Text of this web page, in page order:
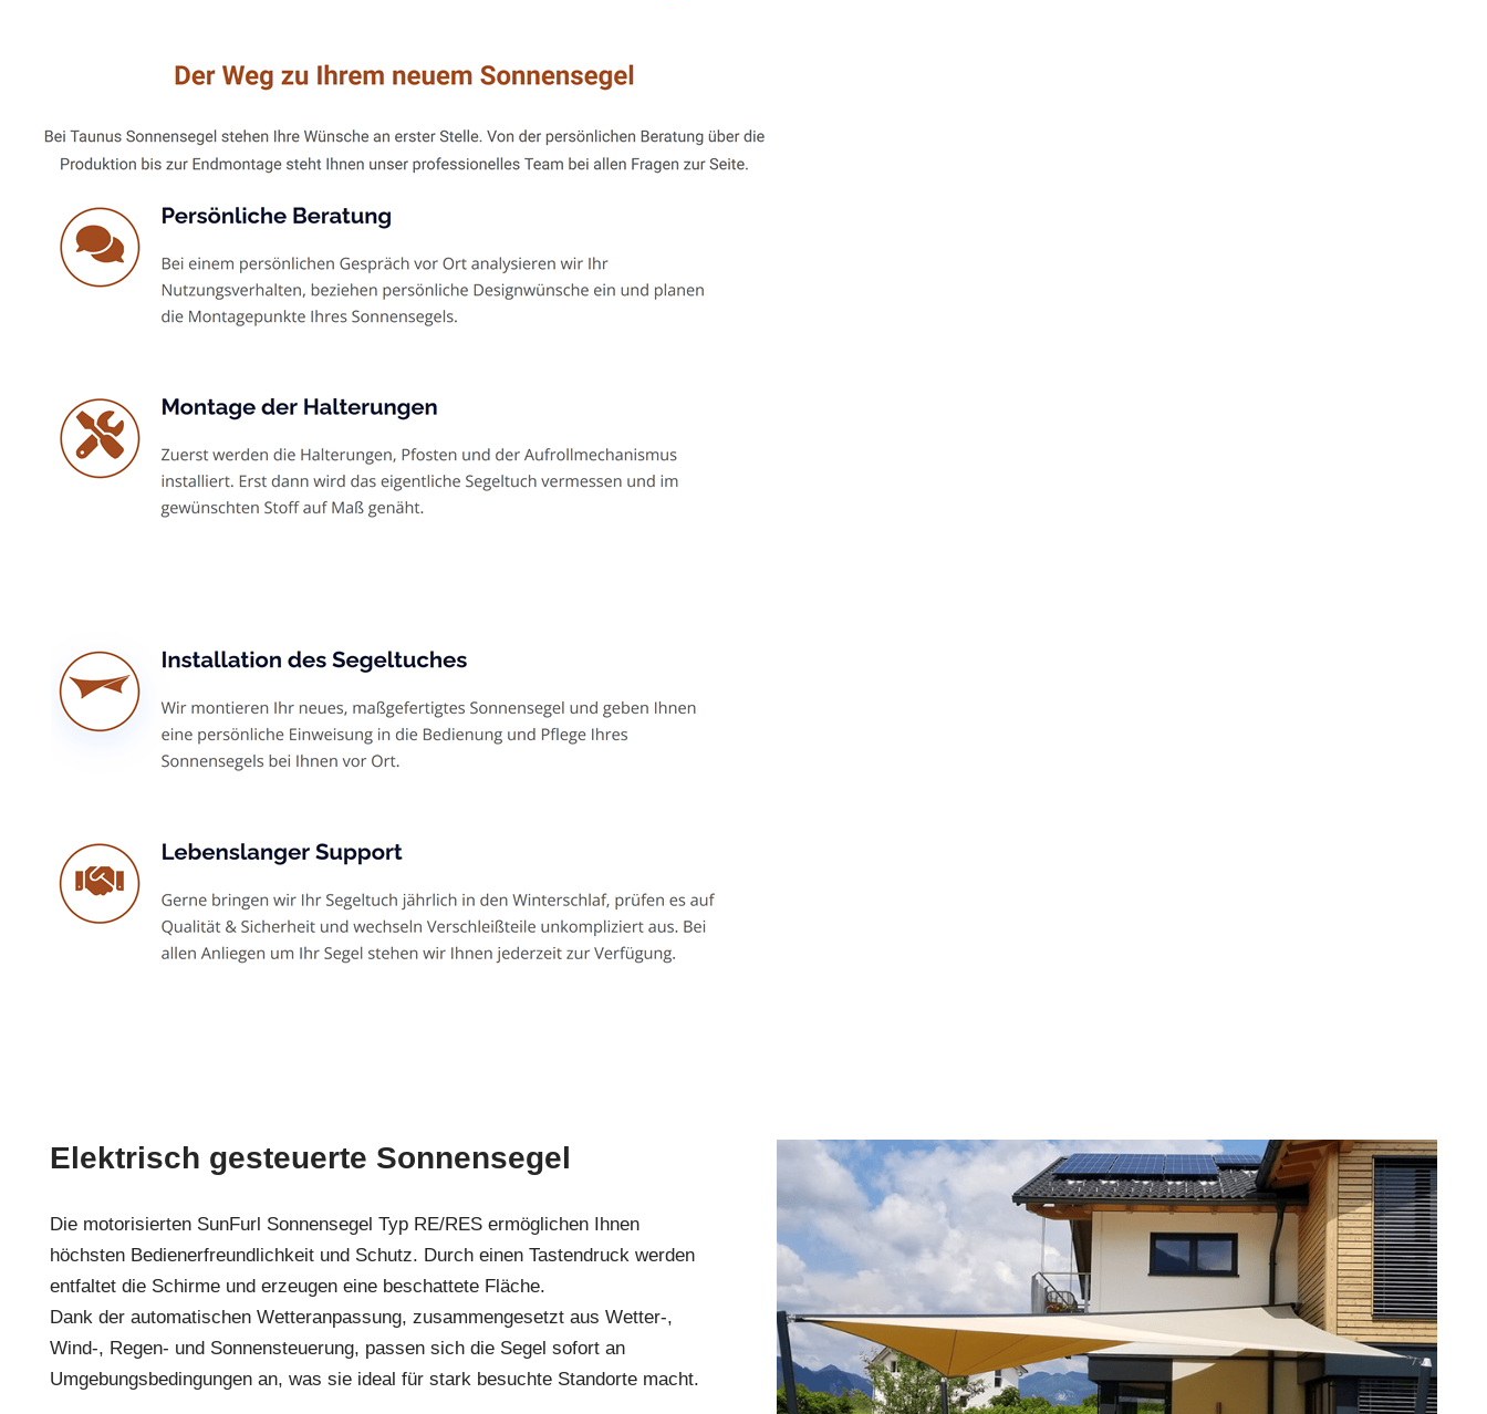
Elektrisch gesteuerte Sonnensegel
Die motorisierten SunFurl Sonnensegel Typ RE/RES ermöglichen Ihnen
höchsten Bedienerfreundlichkeit und Schutz. Durch einen Tastendruck werden
entfaltet die Schirme und erzeugen eine beschattete Fläche.
Dank der automatischen Wetteranpassung, zusammengesetzt aus Wetter-,
Wind-, Regen- und Sonnensteuerung, passen sich die Segel sofort an
Umgebungsbedingungen an, was sie ideal für stark besuchte Standorte macht.